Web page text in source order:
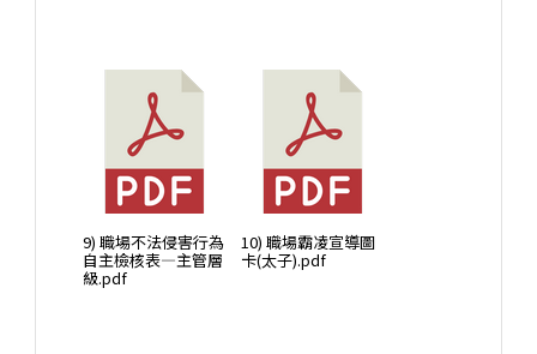
9) 職場不法侵害行為
自主檢核表—主管層
級.pdf
10) 職場霸凌宣導圖
卡(太子).pdf